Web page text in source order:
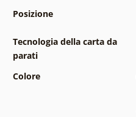
Posizione
Tecnologia della carta da
parati
Colore